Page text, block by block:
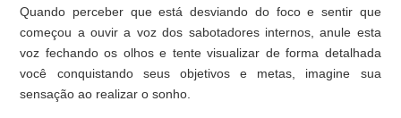
Quando perceber que está desviando do foco e sentir que
começou a ouvir a voz dos sabotadores internos, anule esta
voz fechando os olhos e tente visualizar de forma detalhada
você conquistando seus objetivos e metas, imagine sua
sensação ao realizar o sonho.